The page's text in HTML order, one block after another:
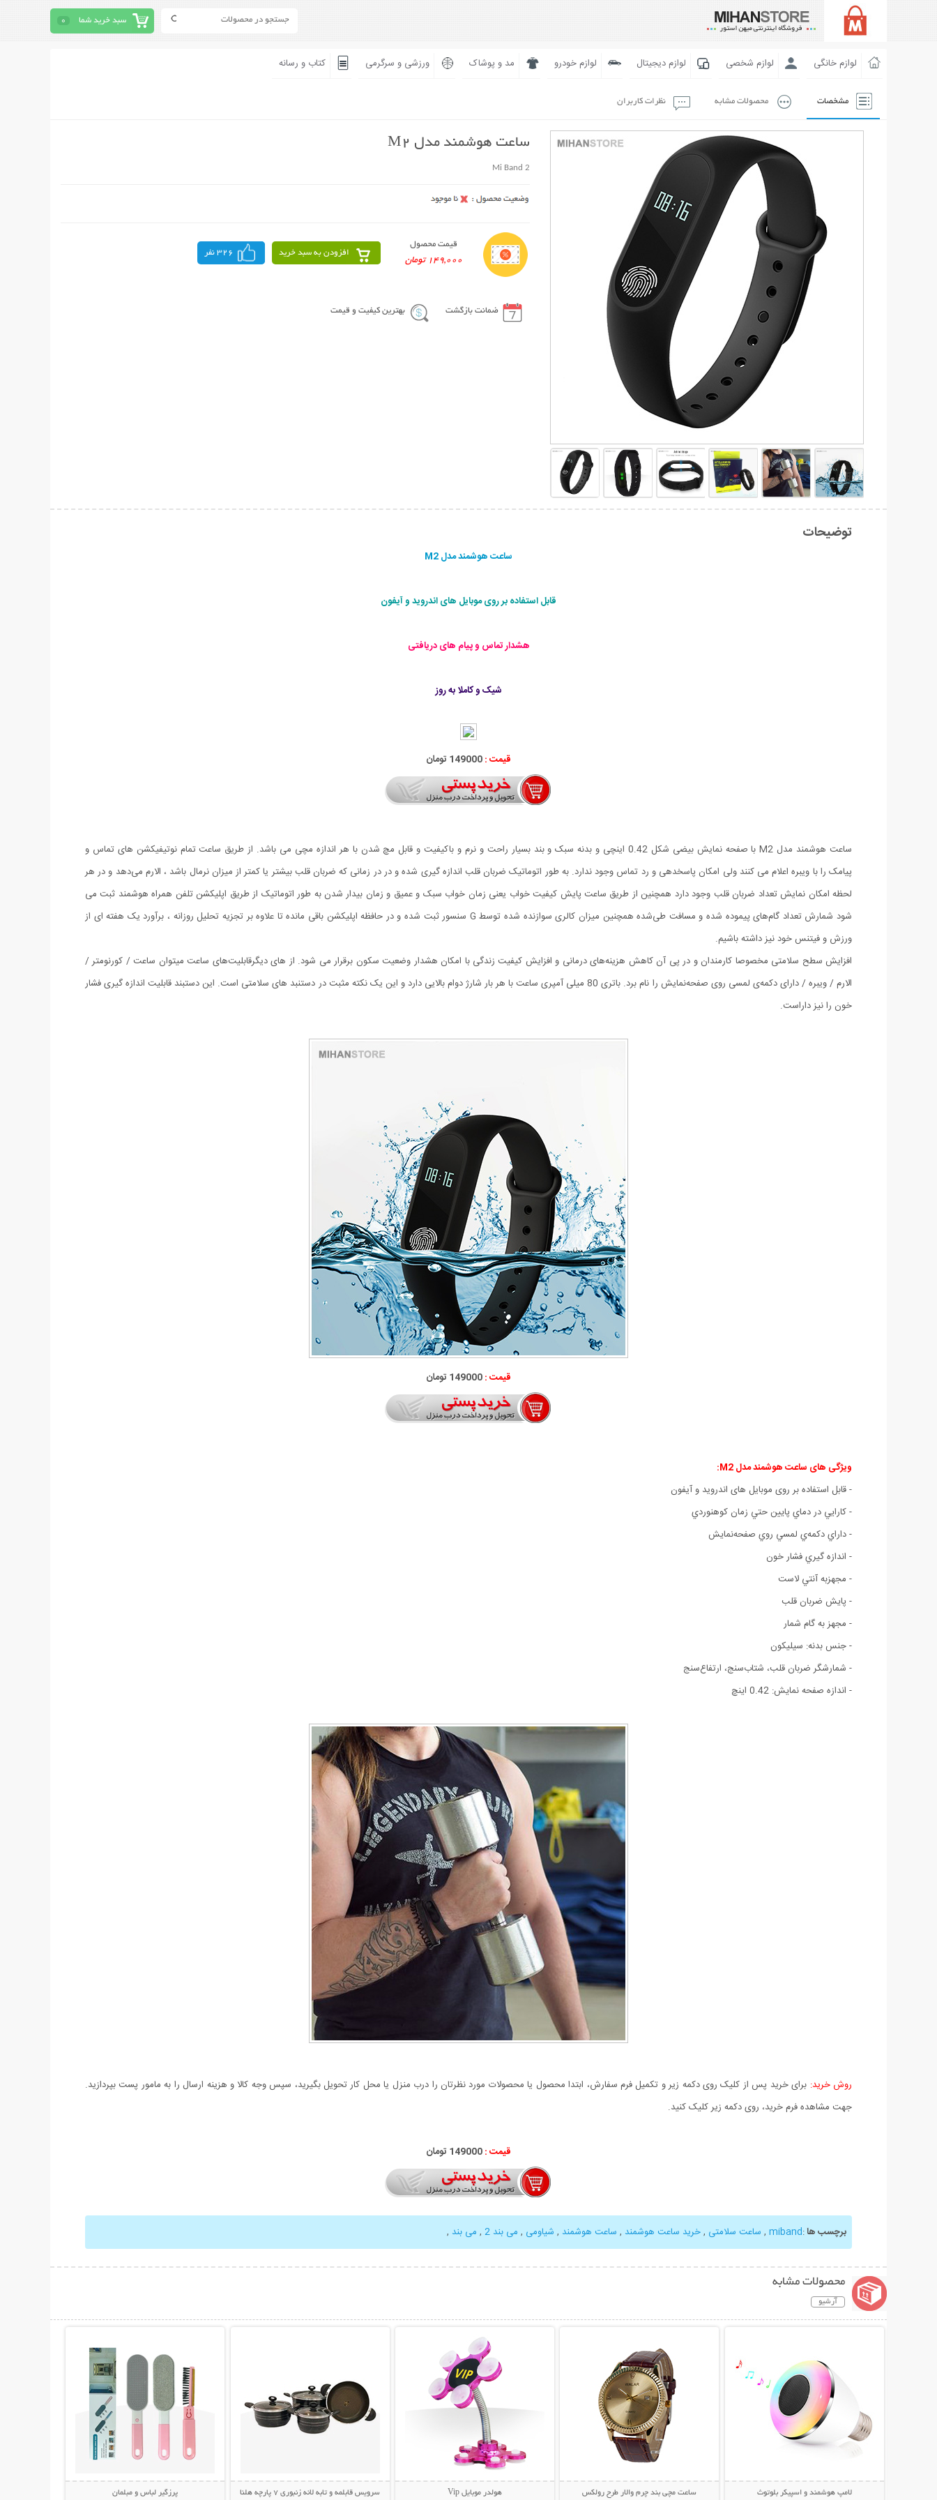
سبد خرید شما 0
لوازم خانگی لوازم شخصی لوازم دیجیتال لوازم خودرو مد و پوشاک ورزشی و سرگرمی کتاب و رسانه
مشخصات محصولات مشابه نظرات کاربران
ساعت هوشمند مدل M2
Mi Band 2
قیمت محصول
149,000 تومان
افزودن به سبد خرید 326 نفر
ضمانت بازگشت بهترین کیفیت و قیمت
توضیحات
ساعت هوشمند مدل M2
قابل استفاده بر روی موبایل های اندروید و آیفون
هشدار تماس و پیام های دریافتی
شیک و کاملا به روز
قیمت :149000 تومان
ساعت هوشمند مدل M2 با صفحه نمایش بیضی شکل 0.42 اینچی و بدنه سبک و بند بسیار راحت و نرم و باکیفیت و قابل مچ شدن با هر اندازه مچی می باشد. از طریق ساعت تمام نوتیفیکشن های تماس و
پیامک را با ویبره اعلام می کنند ولی امکان پاسخدهی و رد تماس وجود ندارد. به طور اتوماتیک ضربان قلب اندازه گیری شده و در در زمانی که ضربان قلب بیشتر یا کمتر از میزان نرمال باشد ، الارم می‌دهد و در هر
لحظه امکان نمایش تعداد ضربان قلب وجود دارد همچنین از طریق ساعت پایش کیفیت خواب یعنی زمان خواب سبک و عمیق و زمان بیدار شدن به طور اتوماتیک از طریق اپلیکشن تلفن همراه هوشمند ثبت می
شود شمارش تعداد گام‌های پیموده شده و مسافت طی‌شده همچنین میزان کالری سوازنده شده توسط G سنسور ثبت شده و در حافظه اپلیکشن باقی مانده تا علاوه بر تجزیه تحلیل روزانه ، برآورد یک هفته ای از
ورزش و فیتنس خود نیز داشته باشیم.
افزایش سطح سلامتی مخصوصا کارمندان و در پی آن کاهش هزینه‌های درمانی و افزایش کیفیت زندگی با امکان هشدار وضعیت سکون برقرار می شود. از های دیگرقابلیت‌های ساعت میتوان ساعت / کورنومتر /
الارم / ویبره / دارای دکمه‌ی لمسی روی صفحه‌نمایش را نام برد. باتری 80 میلی آمپری ساعت با هر بار شارژ دوام بالایی دارد و این یک نکته مثبت در دستنبد های سلامتی است. این دستبند قابلیت اندازه گیری فشار
خون را نیز داراست.
قیمت :149000 تومان
ویژگی های ساعت هوشمند مدل M2:
- قابل استفاده بر روی موبایل های اندروید و آیفون
- کارايي در دماي پايين حتي زمان کوهنوردي
- داراي دکمه‌ي لمسي روي صفحه‌نمايش
- اندازه گيري فشار خون
- مجهزبه آنتي لاست
- پايش ضربان قلب
- مجهز به گام شمار
- جنس بدنه: سیلیکون
- شمارشگر ضربان قلب، شتاب‌سنج، ارتفاع‌سنج
- اندازه صفحه نمايش: 0.42 اينچ
روش خرید: برای خرید پس از کلیک روی دکمه زیر و تکمیل فرم سفارش، ابتدا محصول یا محصولات مورد نظرتان را درب منزل یا محل کار تحویل بگیرید، سپس وجه کالا و هزینه ارسال را به مامور پست بپردازید.
جهت مشاهده فرم خرید، روی دکمه زیر کلیک کنید.
قیمت :149000 تومان
برچسب ها:
miband
, ساعت سلامتی ,خرید ساعت هوشمند , ساعت هوشمند , شیاومی , می بند 2 , می بند ,
محصولات مشابه
آرشیو
لامپ هوشمند و اسپیکر بلوتوث ساعت مچی بند چرم والار طرح رولکس هولدر موبایل Vip سرویس قابلمه و تابه لانه زنبوری 7 پارچه هلنا پرزگیر لباس و مبلمان